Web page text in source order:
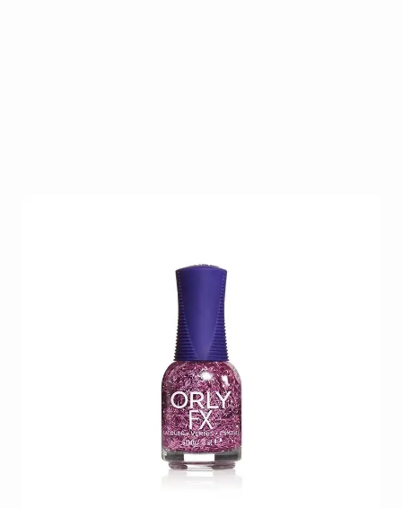
Dit zeer uitgebreide gamma biedt ieder wat wils. Na
30 jaar is Orly één van de marktleiders op gebied
van nagellak. Daar blijven ze jaar na jaar een
competitieve plaats behouden dankzij hun
vernieuwende en modieuze collecties die zij steeds
O-NP-40481